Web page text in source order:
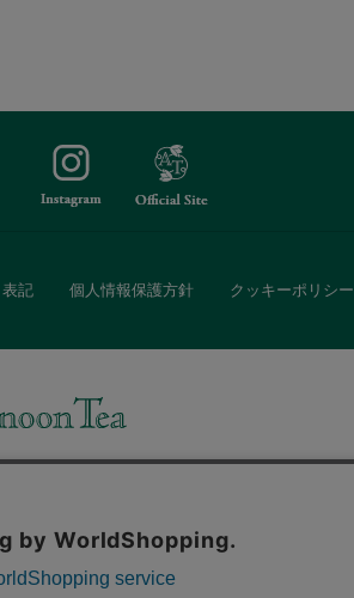
記 個人情報保護方針 クッキーポリシー
たりの豊富な商品がラインナップ。
ビスもご提供しています。